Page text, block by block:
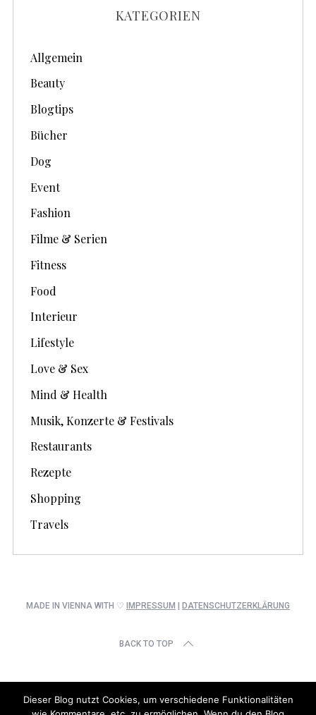
e
KATEGORIEN
Allgemein
Beauty
Blogtips
Bücher
Dog
Event
Fashion
Filme & Serien
Fitness
Food
Interieur
Lifestyle
Love & Sex
Mind & Health
Musik, Konzerte & Festivals
Restaurants
Rezepte
Shopping
Travels
MADE IN VIENNA WITH ♡ IMPRESSUM DATENSCHUTZERKLÄRUNG
BACK TO TOP
Dieser Blog nutzt Cookies, um verschiedene Funktionalitäten